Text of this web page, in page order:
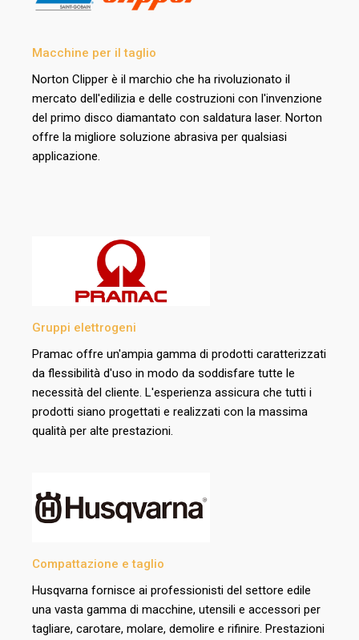
Macchine per il taglio
Norton Clipper è il marchio che ha rivoluzionato il
mercato dell'edilizia e delle costruzioni con l'invenzione
del primo disco diamantato con saldatura laser. Norton
offre la migliore soluzione abrasiva per qualsiasi
applicazione.
Gruppi elettrogeni
Pramac offre un'ampia gamma di prodotti caratterizzati
da flessibilità d'uso in modo da soddisfare tutte le
necessità del cliente. L'esperienza assicura che tutti i
prodotti siano progettati e realizzati con la massima
qualità per alte prestazioni.
Compattazione e taglio
Husqvarna fornisce ai professionisti del settore edile
una vasta gamma di macchine, utensili e accessori per
tagliare, carotare, molare, demolire e rifinire. Prestazioni